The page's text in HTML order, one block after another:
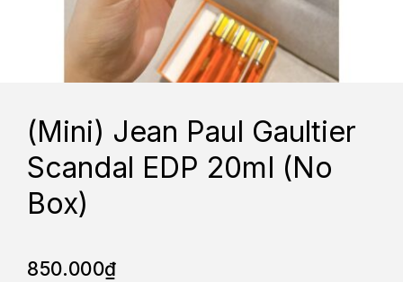
(Mini) Jean Paul Gaultier
Scandal EDP 20ml (No
Box)
850.000₫